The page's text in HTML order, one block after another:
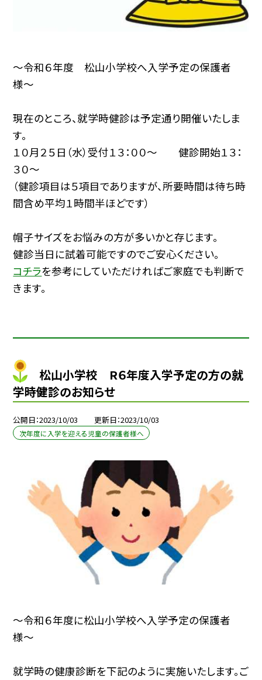
〜令和６年度 松山小学校へ入学予定の保護者
様〜
現在のところ、就学時健診は予定通り開催いたしま
す。
１０月２５日（水）受付１３：００〜 健診開始１３：
３０〜
（健診項目は５項目でありますが、所要時間は待ち時
間含め平均１時間半ほどです）
帽子サイズをお悩みの方が多いかと存じます。
健診当日に試着可能ですのでご安心ください。
コチラを参考にしていただければご家庭でも判断で
きます。
松山小学校 R６年度入学予定の方の就
学時健診のお知らせ
公開日 2023/10/03 更新日 2023/10/03
次年度に入学を迎える児童の保護者様へ
〜令和６年度に松山小学校へ入学予定の保護者
様〜
就学時の健康診断を下記のように実施いたします。ご